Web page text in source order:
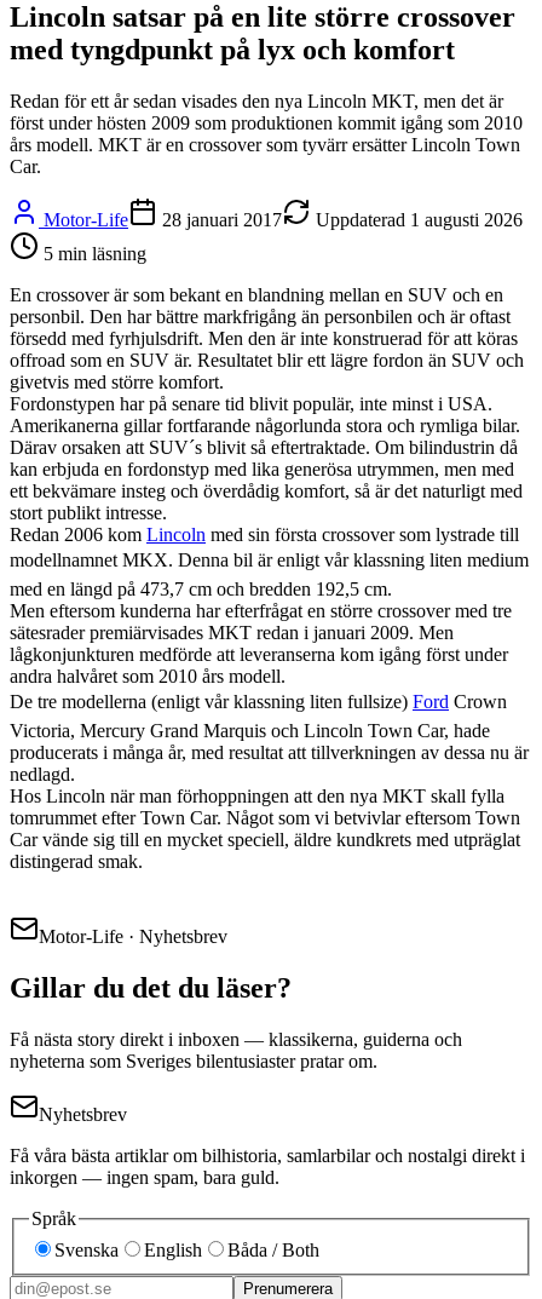
Lincoln satsar på en lite större crossover
med tyngdpunkt på lyx och komfort
Redan för ett år sedan visades den nya Lincoln MKT, men det är
först under hösten 2009 som produktionen kommit igång som 2010
års modell. MKT är en crossover som tyvärr ersätter Lincoln Town
Car.
Motor-Life 28 januari 2017 Uppdaterad 1 augusti 2026
5 min läsning
En crossover är som bekant en blandning mellan en SUV och en
personbil. Den har bättre markfrigång än personbilen och är oftast
försedd med fyrhjulsdrift. Men den är inte konstruerad för att köras
offroad som en SUV är. Resultatet blir ett lägre fordon än SUV och
givetvis med större komfort.
Fordonstypen har på senare tid blivit populär, inte minst i USA.
Amerikanerna gillar fortfarande någorlunda stora och rymliga bilar.
Därav orsaken att SUV´s blivit så eftertraktade. Om bilindustrin då
kan erbjuda en fordonstyp med lika generösa utrymmen, men med
ett bekvämare insteg och överdådig komfort, så är det naturligt med
stort publikt intresse.
Redan 2006 kom Lincoln med sin första crossover som lystrade till
modellnamnet MKX. Denna bil är enligt vår klassning liten medium
med en längd på 473,7 cm och bredden 192,5 cm.
Men eftersom kunderna har efterfrågat en större crossover med tre
sätesrader premiärvisades MKT redan i januari 2009. Men
lågkonjunkturen medförde att leveranserna kom igång först under
andra halvåret som 2010 års modell.
De tre modellerna (enligt vår klassning liten fullsize) Ford Crown
Victoria, Mercury Grand Marquis och Lincoln Town Car, hade
producerats i många år, med resultat att tillverkningen av dessa nu är
nedlagd.
Hos Lincoln när man förhoppningen att den nya MKT skall fylla
tomrummet efter Town Car. Något som vi betvivlar eftersom Town
Car vände sig till en mycket speciell, äldre kundkrets med utpräglat
distingerad smak.
Motor-Life · Nyhetsbrev
Gillar du det du läser?
Få nästa story direkt i inboxen — klassikerna, guiderna och
nyheterna som Sveriges bilentusiaster pratar om.
Nyhetsbrev
Få våra bästa artiklar om bilhistoria, samlarbilar och nostalgi direkt i
inkorgen — ingen spam, bara guld.
Språk
Svenska
English Båda / Both
Prenumerera